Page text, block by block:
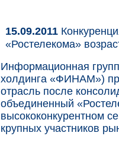
15.09.2011
«Ростелекома»
Информационная
холдинга «ФИНАМ»)
отрасль после
объединенный
высококонкурентном
крупных участников